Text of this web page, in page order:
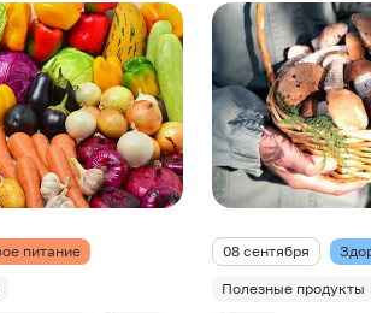
питание 08 сентября
Полезные продукты